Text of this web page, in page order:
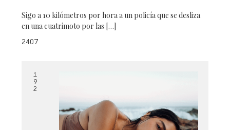
Sigo a 10 kilómetros por hora a un policía que se desliza
en una cuatrimoto por las […]
2407
1
9
2